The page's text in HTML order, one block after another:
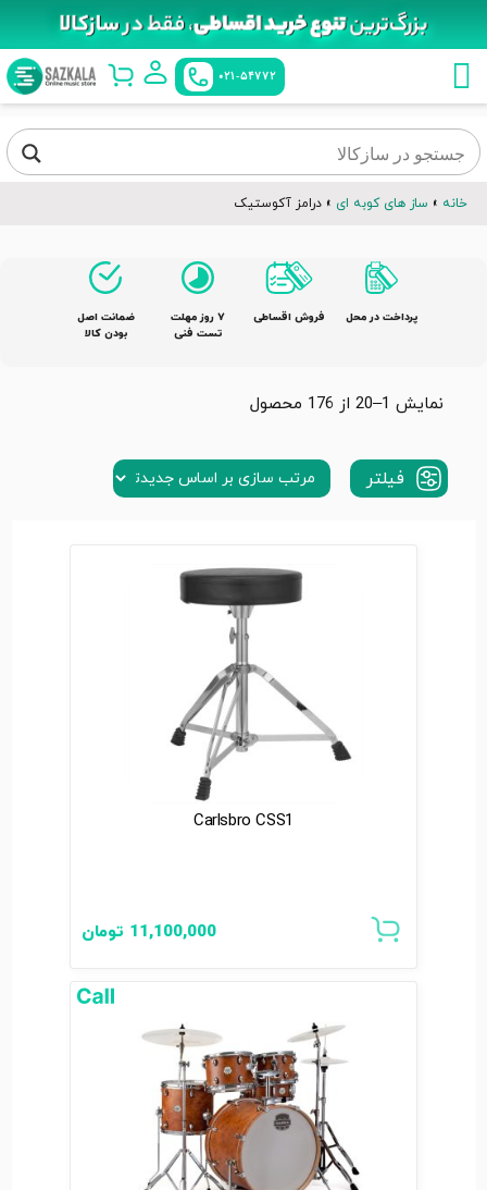
021-54772
خانه » ساز های کوبه ای »درامز آکوستیک
پرداخت در محل فروش اقساطی
٧ روز مهلت
تست فنی
ضمانت اصل
بودن کالا
نمایش 1–20 از 176 محصول
فیلتر
Carlsbro CSS1
11,100,000 تومان